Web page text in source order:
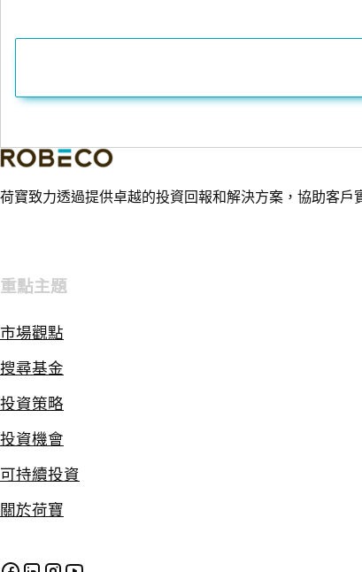
荷寶致力透過提供卓越的投資回報和解決方案，協助客戶
重點主題
市場觀點
搜尋基金
投資策略
投資機會
可持續投資
關於荷寶